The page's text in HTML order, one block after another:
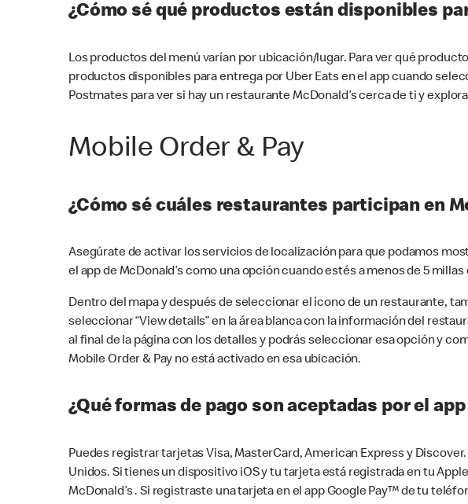
¿Cómo sé qué productos están disponibles
Los productos del menú varían por ubicación/lugar. Para ver qué
productos disponibles para entrega por Uber Eats en el app cuando
Postmates para ver si hay un restaurante McDonald’s cerca de ti y
Mobile Order & Pay
¿Cómo sé cuáles restaurantes participan en
Asegúrate de activar los servicios de localización para que podamos
el app de McDonald’s como una opción cuando estés a menos de 5
Dentro del mapa y después de seleccionar el ícono de un restaurante,
seleccionar “View details” en la área blanca con la información del
al final de la página con los detalles y podrás seleccionar esa opción y
Mobile Order & Pay no está activado en esa ubicación.
¿Qué formas de pago son aceptadas por el app
Puedes registrar tarjetas Visa, MasterCard, American Express y
Unidos. Si tienes un dispositivo iOS y tu tarjeta está registrada en tu
McDonald’s . Si registraste una tarjeta en el app Google Pay™ de tu